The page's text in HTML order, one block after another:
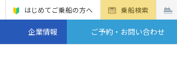
はじめてご乗船の方へ 乗船検索
企業情報 ご予約・お問い合わせ